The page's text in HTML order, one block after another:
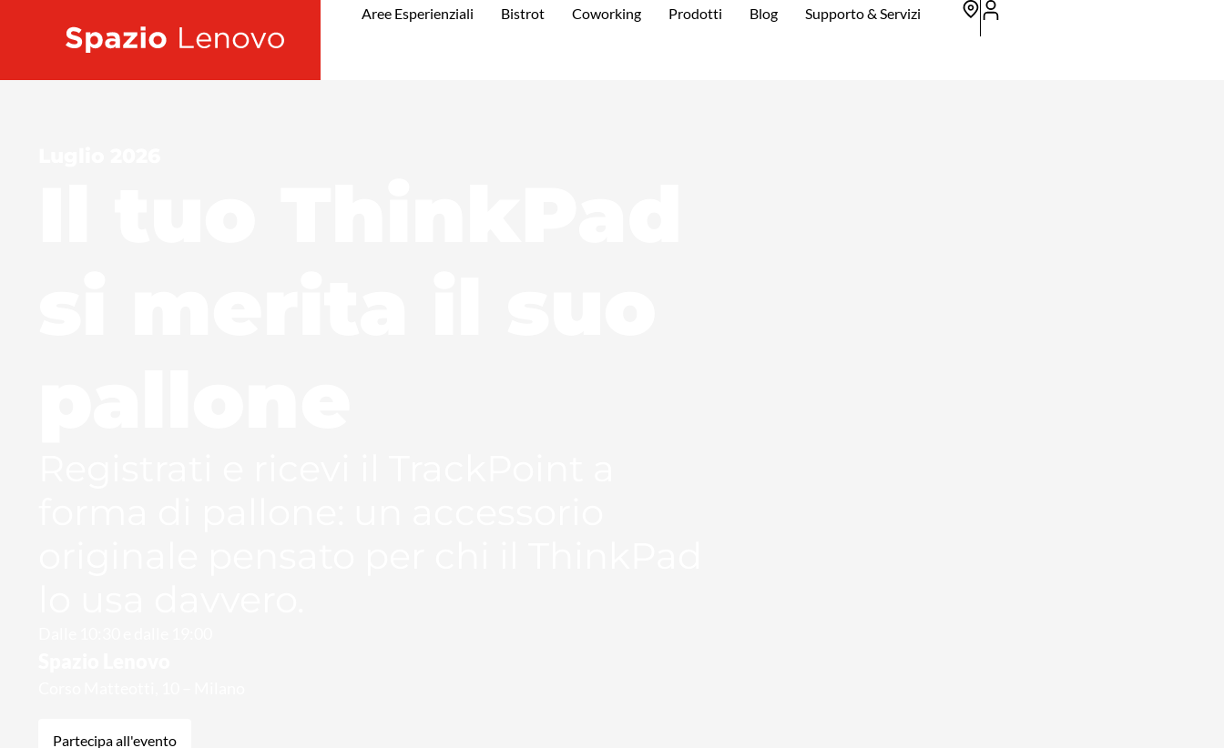
Aree Esperienziali Bistrot Coworking Prodotti Blog Supporto & Servizi
Partecipa all'evento